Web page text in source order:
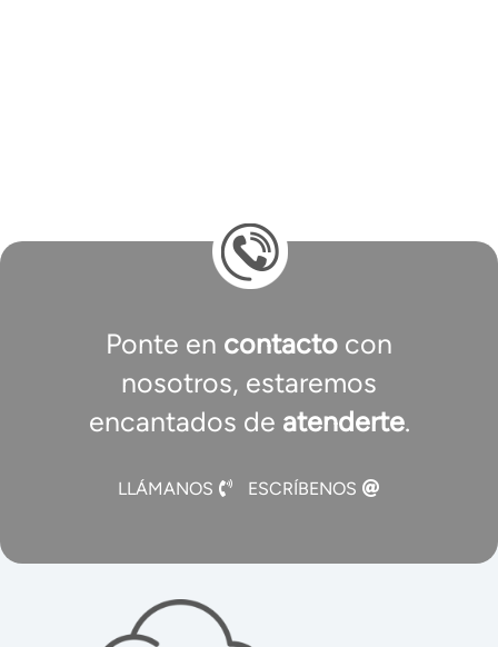
Ponte en contacto con
nosotros, estaremos
encantados de atenderte.
LLÁMANOS ESCRÍBENOS